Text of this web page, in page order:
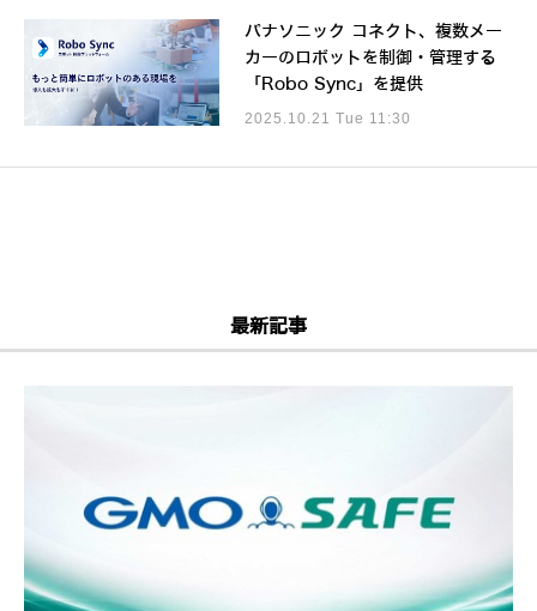
パナソニック コネクト、複数メー
カーのロボットを制御・管理する
「Robo Sync」を提供
2025.10.21 Tue 11:30
最新記事